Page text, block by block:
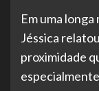
Em uma
Jéssica
proximidade